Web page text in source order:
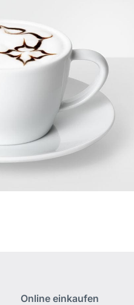
Online einkaufen